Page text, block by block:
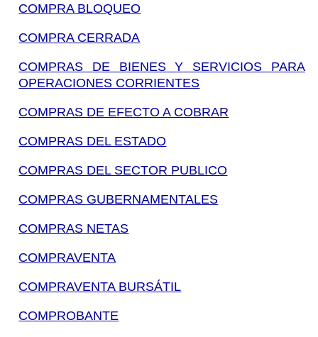
COMPRA BLOQUEO
COMPRA CERRADA
COMPRAS DE BIENES Y SERVICIOS PARA
OPERACIONES CORRIENTES
COMPRAS DE EFECTO A COBRAR
COMPRAS DEL ESTADO
COMPRAS DEL SECTOR PUBLICO
COMPRAS GUBERNAMENTALES
COMPRAS NETAS
COMPRAVENTA
COMPRAVENTA BURSÁTIL
COMPROBANTE